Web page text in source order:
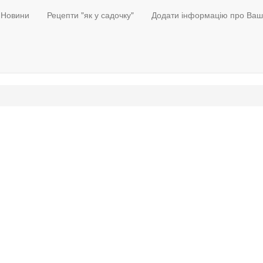
Новини Рецепти "як у садочку" Додати інформацію про